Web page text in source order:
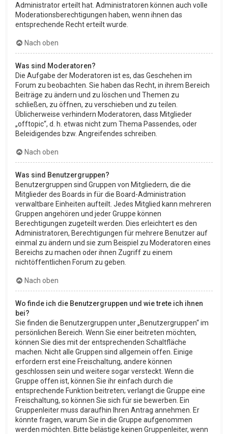
Administrator erteilt hat. Administratoren können auch volle
Moderationsberechtigungen haben, wenn ihnen das
entsprechende Recht erteilt wurde.
Nach oben
Was sind Moderatoren?
Die Aufgabe der Moderatoren ist es, das Geschehen im
Forum zu beobachten. Sie haben das Recht, in ihrem Bereich
Beiträge zu ändern und zu löschen und Themen zu
schließen, zu öffnen, zu verschieben und zu teilen.
Üblicherweise verhindern Moderatoren, dass Mitglieder
„offtopic“, d. h. etwas nicht zum Thema Passendes, oder
Beleidigendes bzw. Angreifendes schreiben.
Nach oben
Was sind Benutzergruppen?
Benutzergruppen sind Gruppen von Mitgliedern, die die
Mitglieder des Boards in für die Board-Administration
verwaltbare Einheiten aufteilt. Jedes Mitglied kann mehreren
Gruppen angehören und jeder Gruppe können
Berechtigungen zugeteilt werden. Dies erleichtert es den
Administratoren, Berechtigungen für mehrere Benutzer auf
einmal zu ändern und sie zum Beispiel zu Moderatoren eines
Bereichs zu machen oder ihnen Zugriff zu einem
nichtöffentlichen Forum zu geben.
Nach oben
Wo finde ich die Benutzergruppen und wie trete ich ihnen
bei?
Sie finden die Benutzergruppen unter „Benutzergruppen“ im
persönlichen Bereich. Wenn Sie einer beitreten möchten,
können Sie dies mit der entsprechenden Schaltfläche
machen. Nicht alle Gruppen sind allgemein offen. Einige
erfordern erst eine Freischaltung, andere können
geschlossen sein und weitere sogar versteckt. Wenn die
Gruppe offen ist, können Sie ihr einfach durch die
entsprechende Funktion beitreten; verlangt die Gruppe eine
Freischaltung, so können Sie sich für sie bewerben. Ein
Gruppenleiter muss daraufhin Ihren Antrag annehmen. Er
könnte fragen, warum Sie in die Gruppe aufgenommen
werden möchten. Bitte belästige keinen Gruppenleiter, wenn